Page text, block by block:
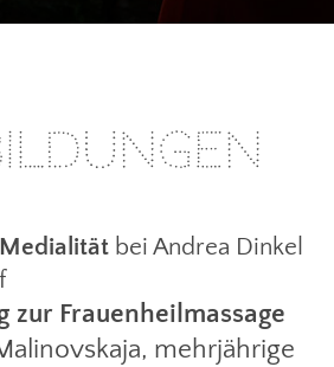
bei Andrea Dinkel
zur Frauenheilmassage
mehrjährige